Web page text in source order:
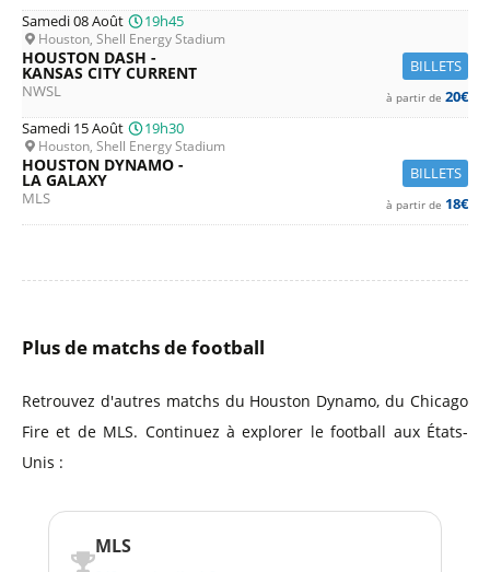
Samedi 08 Août
19h45
Houston, Shell Energy Stadium
BILLETS
HOUSTON DASH -
KANSAS CITY CURRENT
NWSL à partir de 20€
Samedi 15 Août
19h30
Houston, Shell Energy Stadium
BILLETS
HOUSTON DYNAMO -
LA GALAXY
MLS à partir de 18€
Plus de matchs de football
Retrouvez d'autres matchs du Houston Dynamo, du Chicago
Fire et de MLS. Continuez à explorer le football aux États-
Unis :
MLS